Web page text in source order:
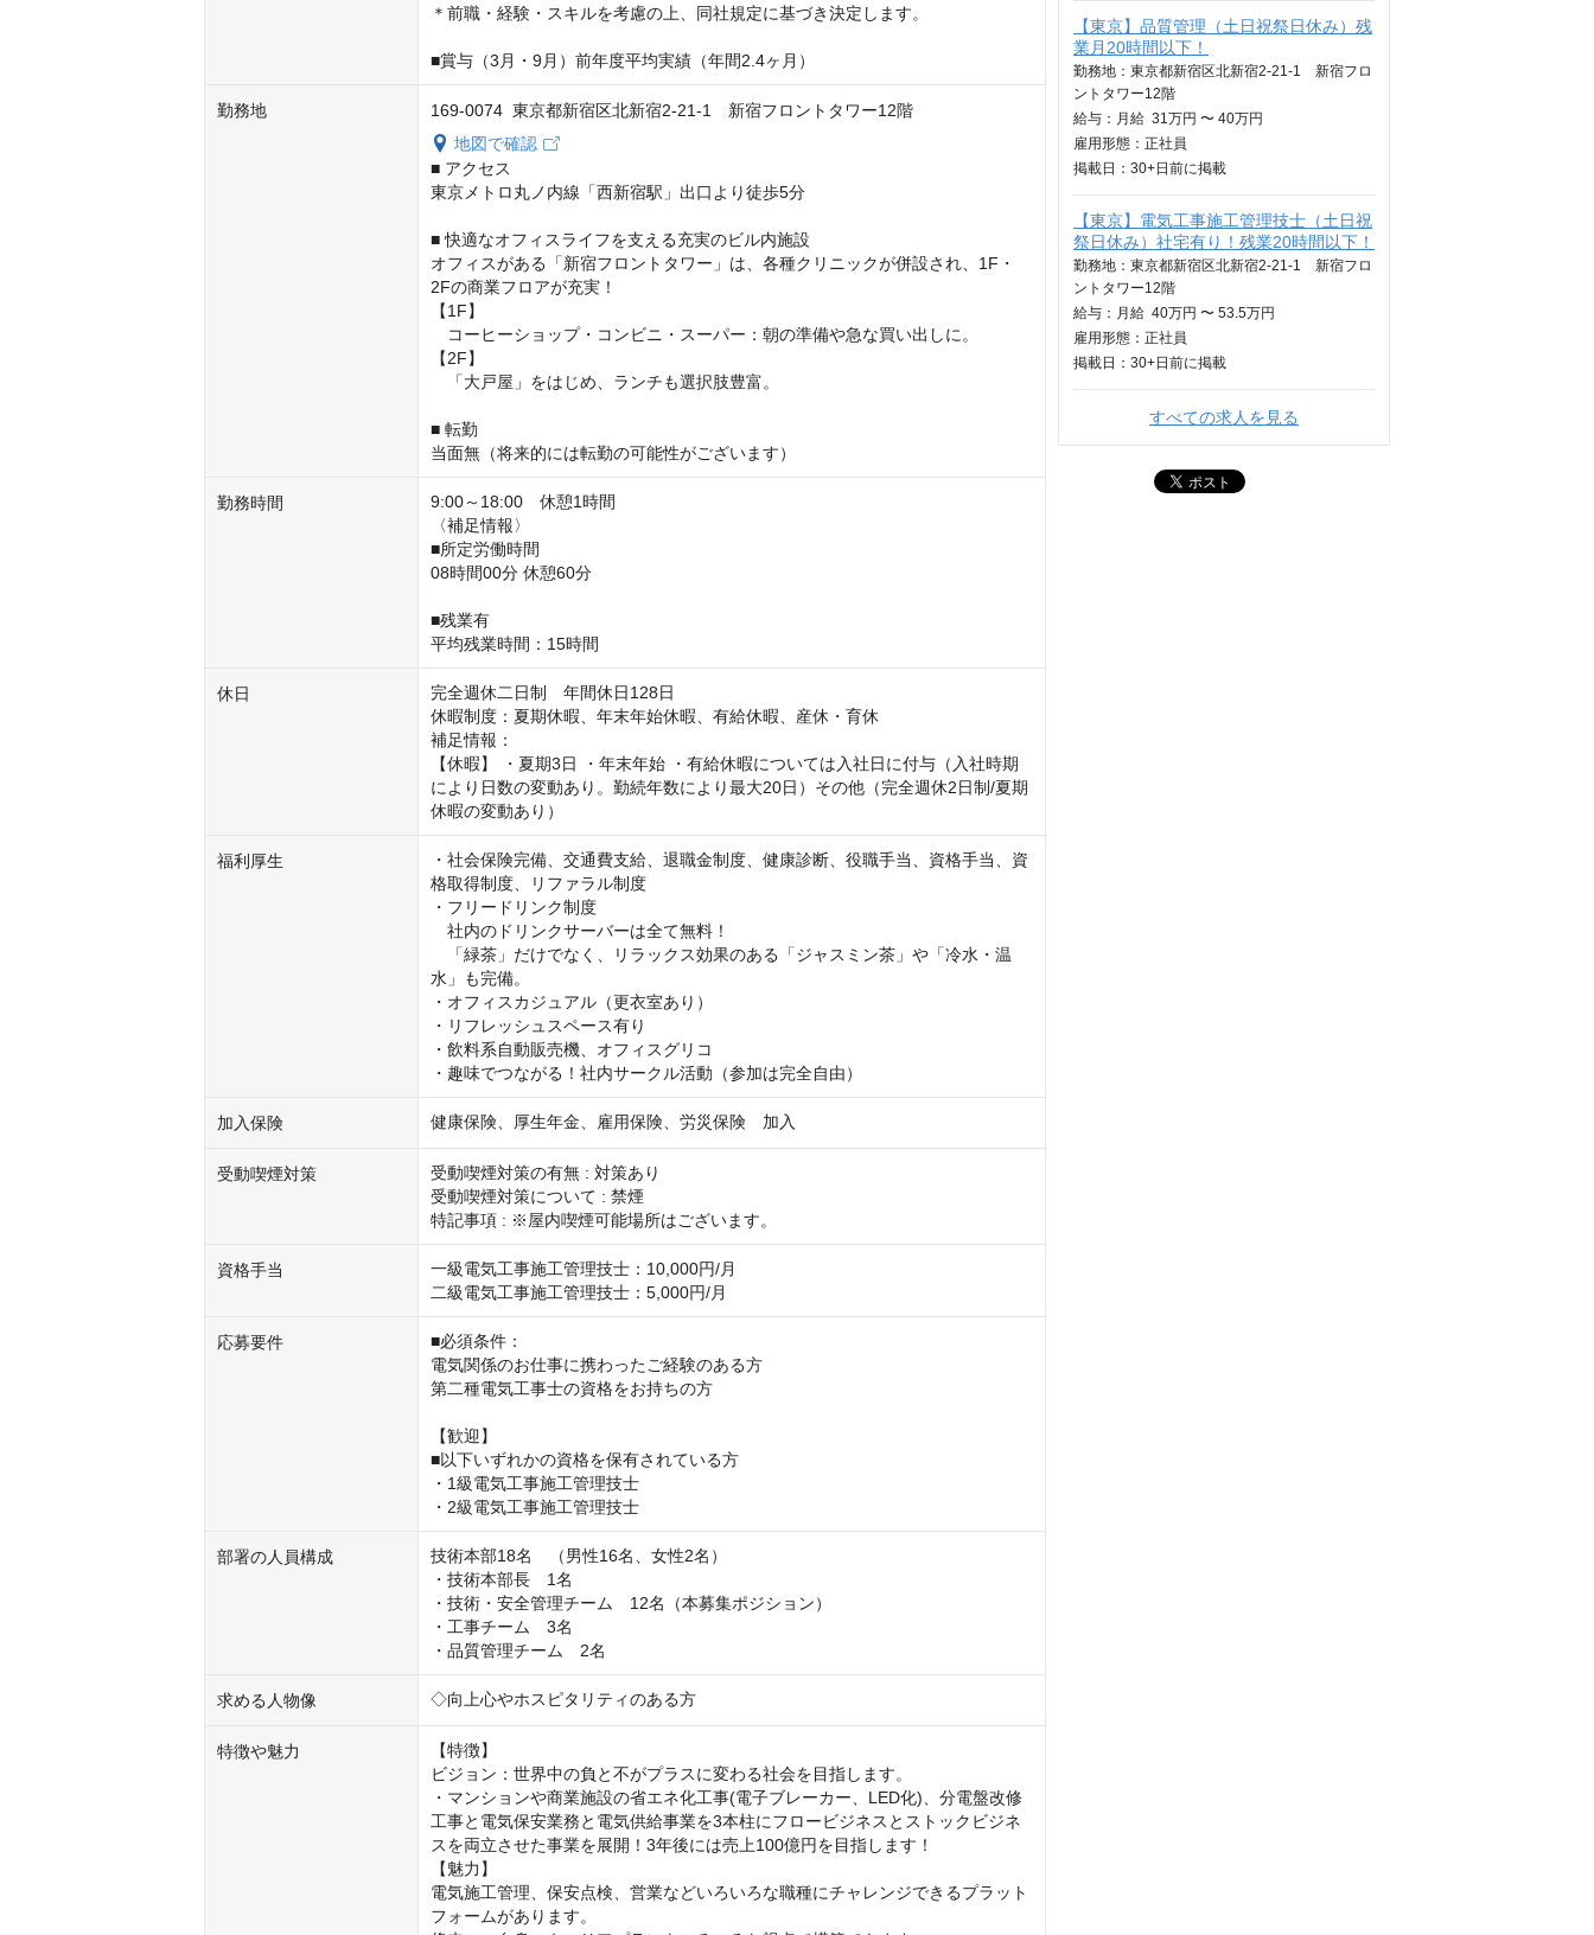
＊前職・経験・スキルを考慮の上、同社規定に基づき決定します。
■賞与（3月・9月）前年度平均実績（年間2.4ヶ月）
勤務地
169-0074 東京都新宿区北新宿2-21-1 新宿フロントタワー12階
地図で確認
■ アクセス
東京メトロ丸ノ内線「西新宿駅」出口より徒歩5分
■ 快適なオフィスライフを支える充実のビル内施設
オフィスがある「新宿フロントタワー」は、各種クリニックが併設され、1F・
2Fの商業フロアが充実！
【1F】
コーヒーショップ・コンビニ・スーパー：朝の準備や急な買い出しに。
【2F】
「大戸屋」をはじめ、ランチも選択肢豊富。
■ 転勤
当面無（将来的には転勤の可能性がございます）
勤務時間
9:00～18:00　休憩1時間
〈補足情報〉
■所定労働時間
08時間00分 休憩60分
■残業有
平均残業時間：15時間
休日
完全週休二日制　年間休日128日
休暇制度：夏期休暇、年末年始休暇、有給休暇、産休・育休
補足情報：
【休暇】 ・夏期3日 ・年末年始 ・有給休暇については入社日に付与（入社時期
により日数の変動あり。勤続年数により最大20日）その他（完全週休2日制/夏期
休暇の変動あり）
福利厚生
・社会保険完備、交通費支給、退職金制度、健康診断、役職手当、資格手当、資
格取得制度、リファラル制度
・フリードリンク制度
社内のドリンクサーバーは全て無料！
「緑茶」だけでなく、リラックス効果のある「ジャスミン茶」や「冷水・温
水」も完備。
・オフィスカジュアル（更衣室あり）
・リフレッシュスペース有り
・飲料系自動販売機、オフィスグリコ
・趣味でつながる！社内サークル活動（参加は完全自由）
加入保険 健康保険、厚生年金、雇用保険、労災保険　加入
受動喫煙対策
受動喫煙対策の有無 : 対策あり
受動喫煙対策について : 禁煙
特記事項 : ※屋内喫煙可能場所はございます。
資格手当
一級電気工事施工管理技士：10,000円/月
二級電気工事施工管理技士：5,000円/月
応募要件
■必須条件：
電気関係のお仕事に携わったご経験のある方
第二種電気工事士の資格をお持ちの方
【歓迎】
■以下いずれかの資格を保有されている方
・1級電気工事施工管理技士
・2級電気工事施工管理技士
部署の人員構成
技術本部18名　（男性16名、女性2名）
・技術本部長　1名
・技術・安全管理チーム　12名（本募集ポジション）
・工事チーム　3名
・品質管理チーム　2名
求める人物像 ◇向上心やホスピタリティのある方
特徴や魅力
【特徴】
ビジョン：世界中の負と不がプラスに変わる社会を目指します。
・マンションや商業施設の省エネ化工事(電子ブレーカー、LED化)、分電盤改修
工事と電気保安業務と電気供給事業を3本柱にフロービジネスとストックビジネ
スを両立させた事業を展開！3年後には売上100億円を目指します！
【魅力】
電気施工管理、保安点検、営業などいろいろな職種にチャレンジできるプラット
フォームがあります。
【東京】品質管理（土日祝祭日休み）残
業月20時間以下！
勤務地：東京都新宿区北新宿2-21-1 新宿フロ
ントタワー12階
給与： 月給 31万円 〜 40万円
雇用形態：正社員
掲載日： 30+日 前に掲載
【東京】電気工事施工管理技士（土日祝
祭日休み）社宅有り！残業20時間以下！
勤務地：東京都新宿区北新宿2-21-1 新宿フロ
ントタワー12階
給与： 月給 40万円 〜 53.5万円
雇用形態：正社員
掲載日： 30+日 前に掲載
すべての求人を見る